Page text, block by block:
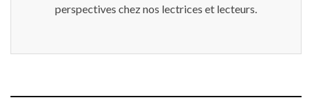
perspectives chez nos lectrices et lecteurs.